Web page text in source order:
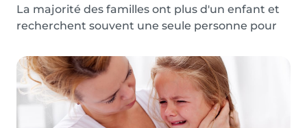
La majorité des familles ont plus d'un enfant et
recherchent souvent une seule personne pour
de plusieurs enfants en même temps ?